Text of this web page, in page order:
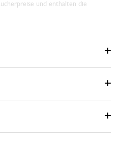
und enthalten die